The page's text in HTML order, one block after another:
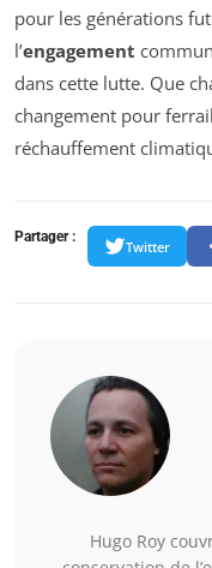
pour les générations
l’engagement
dans cette lutte. Que
changement pour
réchauffement
Partager :
Twitter
Hugo Roy